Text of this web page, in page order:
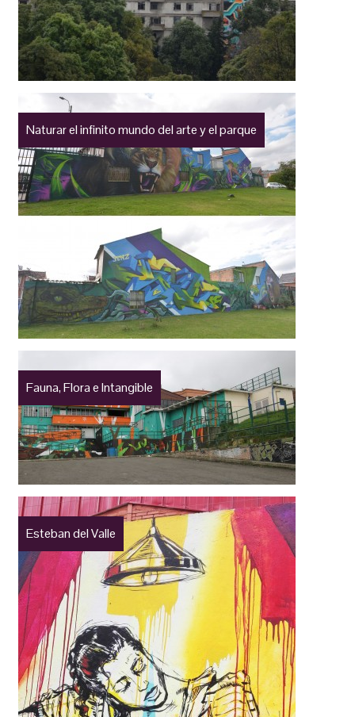
Naturar el infinito mundo del arte y el parque
Fauna, Flora e Intangible
Esteban del Valle